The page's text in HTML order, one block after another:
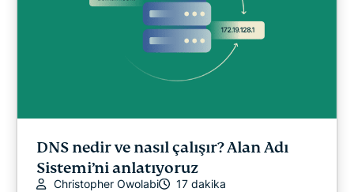
DNS nedir ve nasıl çalışır? Alan Adı
Sistemi’ni anlatıyoruz
Christopher Owolabi 17 dakika